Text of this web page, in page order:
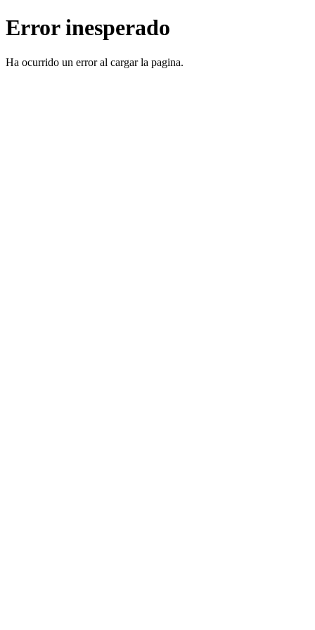
Error inesperado
Ha ocurrido un error al cargar la pagina.